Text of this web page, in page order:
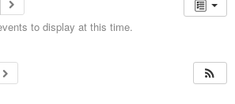
to display at this time.